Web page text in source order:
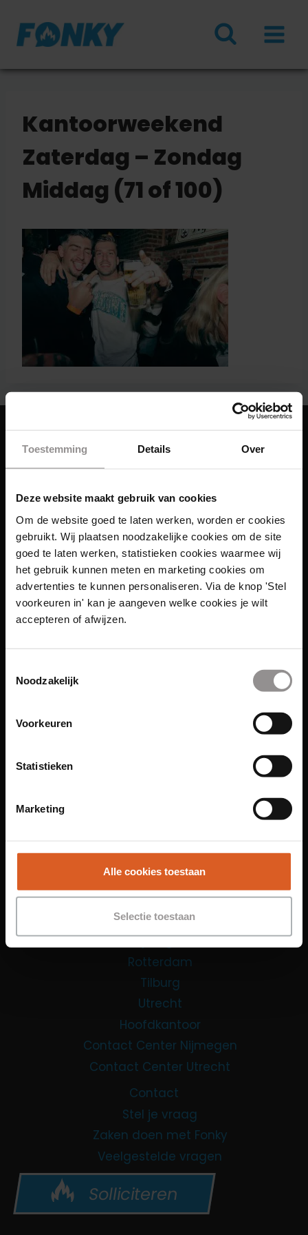
Toestemming Details Over
Deze website maakt gebruik van cookies
Om de website goed te laten werken, worden er cookies
gebruikt. Wij plaatsen noodzakelijke cookies om de site
goed te laten werken, statistieken cookies waarmee wij
het gebruik kunnen meten en marketing cookies om
advertenties te kunnen personaliseren. Via de knop 'Stel
voorkeuren in' kan je aangeven welke cookies je wilt
accepteren of afwijzen.
Noodzakelijk
Voorkeuren
Statistieken
Marketing
Alle cookies toestaan
Selectie toestaan
naar
inhoud
Kantoorweekend
Zaterdag – Zondag
Middag (71 of 100)
Amsterdam
Groningen
Leiden
Maastricht
Nijmegen
Rotterdam
Tilburg
Utrecht
Hoofdkantoor
Contact Center Nijmegen
Contact Center Utrecht
Contact
Stel je vraag
Zaken doen met Fonky
Veelgestelde vragen
Solliciteren